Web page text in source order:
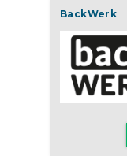
BackWerk